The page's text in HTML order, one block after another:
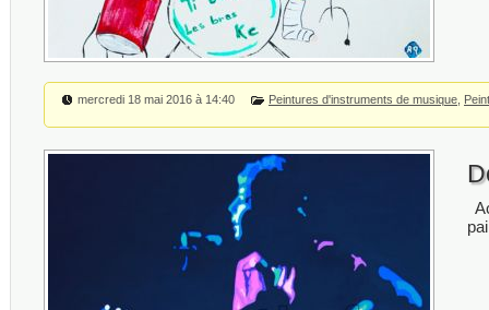
mercredi 18 mai 2016 à 14:40 Peintures d'instruments de musique